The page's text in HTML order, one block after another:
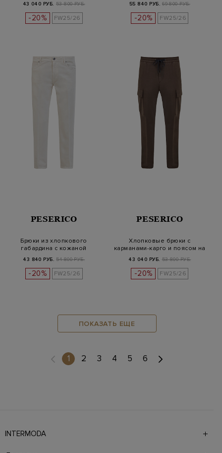
43 040 РУБ. 53 800 РУБ.
-20% FW25/26
55 840 РУБ. 69 800 РУБ.
-20% FW25/26
PESERICO
Брюки из хлопкового
габардина с кожаной
43 840 РУБ. 54 800 РУБ.
-20% FW25/26
PESERICO
Хлопковые брюки с
карманами-карго и поясом на
43 040 РУБ. 53 800 РУБ.
-20% FW25/26
ПОКАЗАТЬ ЕЩЕ
1(current)
2 3 4 5 6
INTERMODA